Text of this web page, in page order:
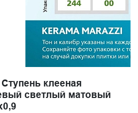
клееная
светлый матовый